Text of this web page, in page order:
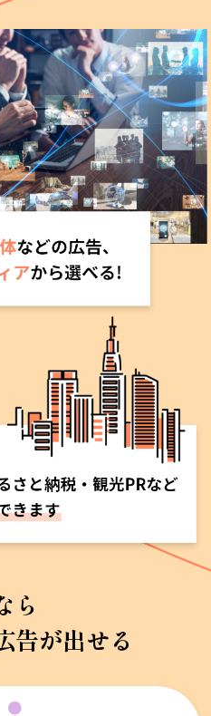
ら
告が出せる